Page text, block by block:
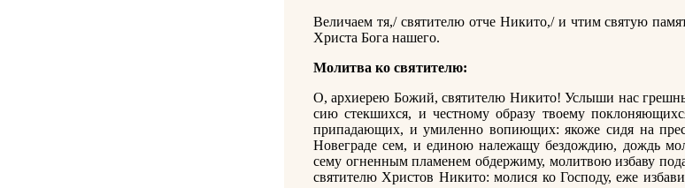
Величаем тя,/ святителю отче Никито,/ и чтим святую
Христа Бога нашего.
Молитва ко святителю:
О, архиерею Божий, святителю Никито! Услыши нас
сию стекшихся, и честному образу твоему
припадающих, и умиленно вопиющих: якоже сидя на
Новеграде сем, и единою належащу бездождию, дождь
сему огненным пламенем обдержиму, молитвою избаву
святителю Христов Никито: молися ко Господу, еже